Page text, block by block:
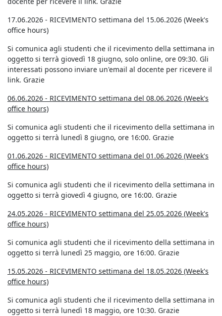
17.06.2026 - RICEVIMENTO settimana del 15.06.2026 (Week's
office hours)
Si comunica agli studenti che il ricevimento della settimana in
oggetto si terrà giovedì 18 giugno, solo online, ore 09:30. Gli
interessati possono inviare un'email al docente per ricevere il
link. Grazie
06.06.2026 - RICEVIMENTO settimana del 08.06.2026 (Week's
office hours)
Si comunica agli studenti che il ricevimento della settimana in
oggetto si terrà lunedì 8 giugno, ore 16:00. Grazie
01.06.2026 - RICEVIMENTO settimana del 01.06.2026 (Week's
office hours)
Si comunica agli studenti che il ricevimento della settimana in
oggetto si terrà giovedì 4 giugno, ore 16:00. Grazie
24.05.2026 - RICEVIMENTO settimana del 25.05.2026 (Week's
office hours)
Si comunica agli studenti che il ricevimento della settimana in
oggetto si terrà lunedì 25 maggio, ore 16:00. Grazie
15.05.2026 - RICEVIMENTO settimana del 18.05.2026 (Week's
office hours)
Si comunica agli studenti che il ricevimento della settimana in
oggetto si terrà lunedì 18 maggio, ore 10:30. Grazie